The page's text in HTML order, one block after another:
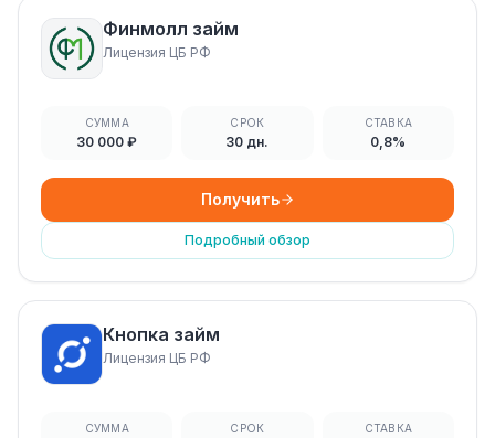
Финмолл займ
Лицензия ЦБ РФ
СУММА
30 000 ₽
СРОК
30 дн.
СТАВКА
0,8%
Получить
Подробный обзор
Кнопка займ
Лицензия ЦБ РФ
СУММА СРОК СТАВКА